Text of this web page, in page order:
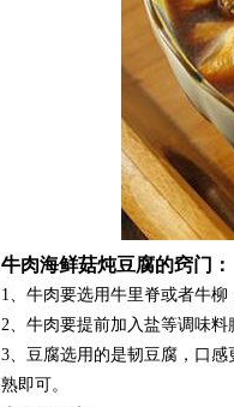
牛肉海鲜菇炖豆腐的窍门：
1、牛肉要选用牛里脊或者牛
2、牛肉要提前加入盐等调味料
3、豆腐选用的是韧豆腐，口
熟即可。